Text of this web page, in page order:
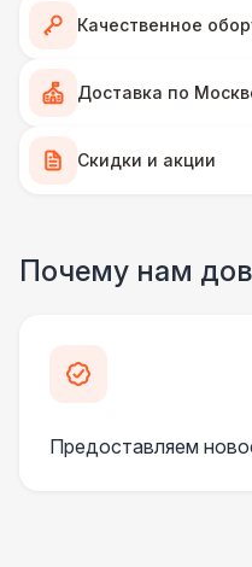
Качественное
Доставка по
Скидки и акции
Почему нам
Предоставляем